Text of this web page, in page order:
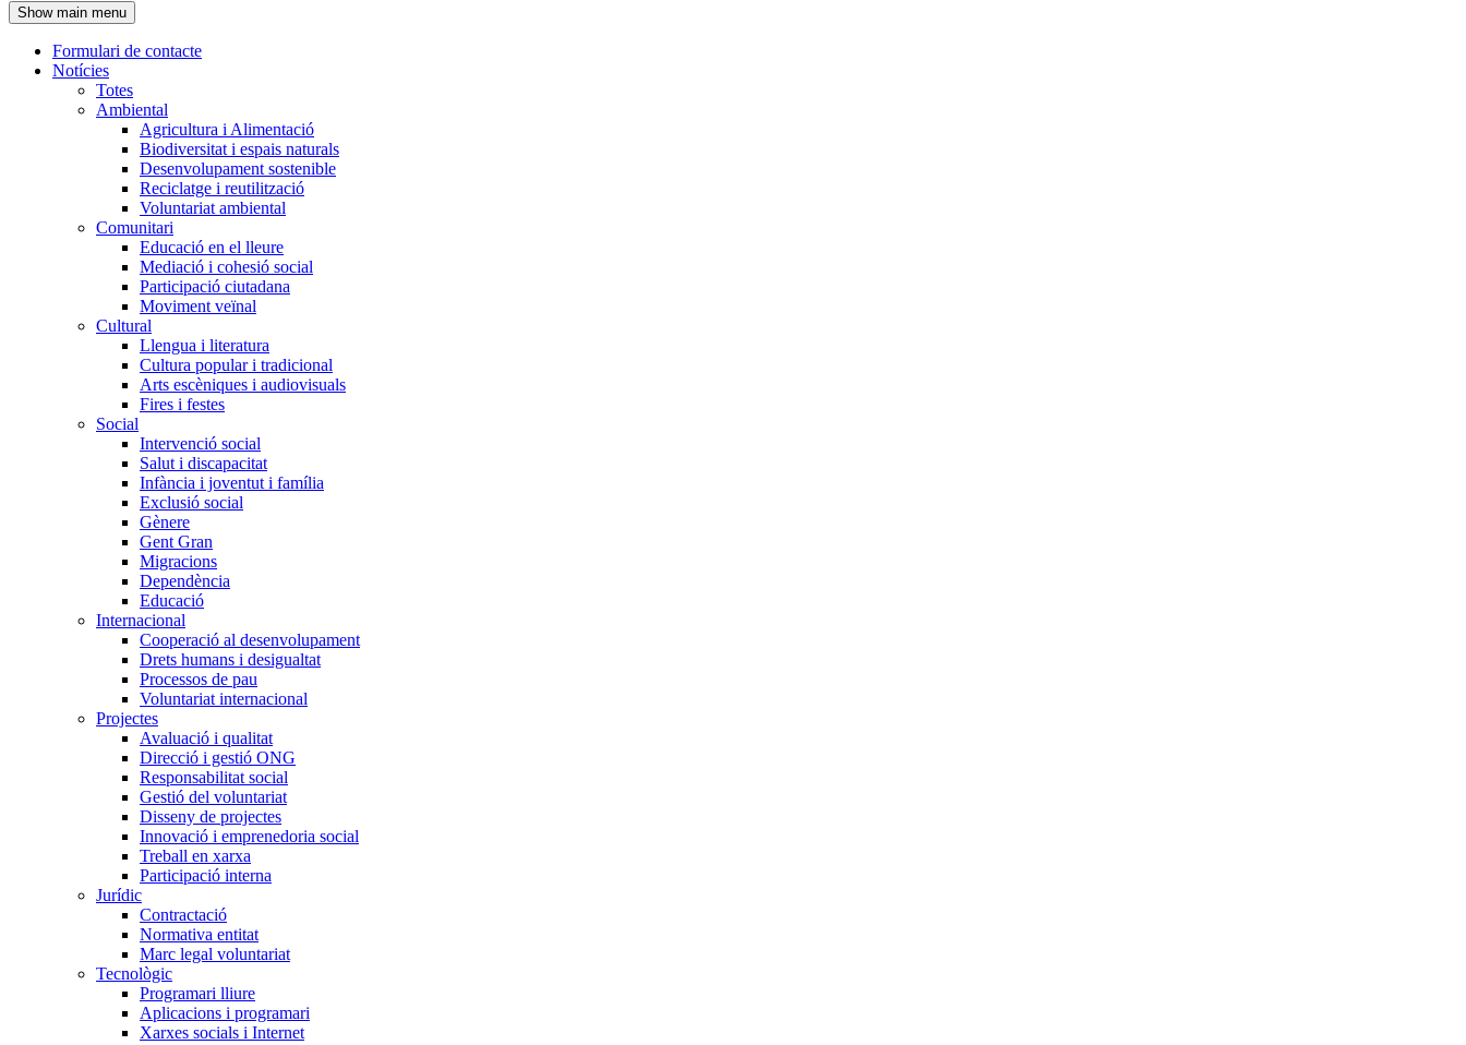
l'encapçalament
Show main menu
Navegació
principal
Formulari de contacte
Notícies
Totes
Ambiental
Agricultura i Alimentació
Biodiversitat i espais naturals
Desenvolupament sostenible
Reciclatge i reutilització
Voluntariat ambiental
Comunitari
Educació en el lleure
Mediació i cohesió social
Participació ciutadana
Moviment veïnal
Cultural
Llengua i literatura
Cultura popular i tradicional
Arts escèniques i audiovisuals
Fires i festes
Social
Intervenció social
Salut i discapacitat
Infància i joventut i família
Exclusió social
Gènere
Gent Gran
Migracions
Dependència
Educació
Internacional
Cooperació al desenvolupament
Drets humans i desigualtat
Processos de pau
Voluntariat internacional
Projectes
Avaluació i qualitat
Direcció i gestió ONG
Responsabilitat social
Gestió del voluntariat
Disseny de projectes
Innovació i emprenedoria social
Treball en xarxa
Participació interna
Jurídic
Contractació
Normativa entitat
Marc legal voluntariat
Tecnològic
Programari lliure
Aplicacions i programari
Xarxes socials i Internet